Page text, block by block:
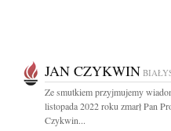
JAN CZYKWIN
Ze smutkiem przyjmujemy
listopada 2022 roku zmarł Pan
Czykwin...